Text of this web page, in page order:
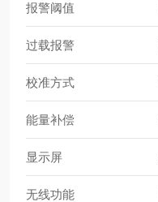
报警阈值
过载报警
校准方式
能量补偿
显示屏
无线功能